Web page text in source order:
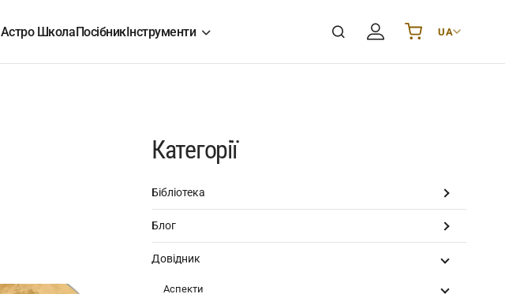
Астро ШколаПосібникІнструменти UA
UA Українська
Категорії
Бібліотека
Блог
Довідник
Аспекти